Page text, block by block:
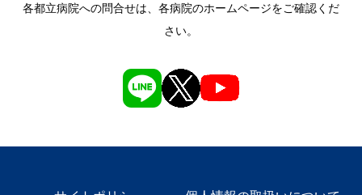
各都立病院への問合せは、各病院のホームページをご確認くだ
さい。